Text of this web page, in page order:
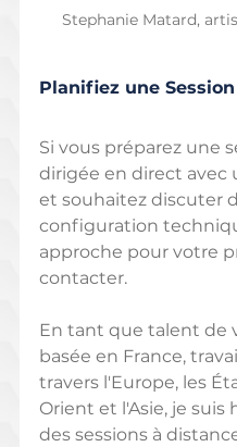
Stephanie Matard,
Planifiez une
Si vous préparez une
dirigée en direct avec
et souhaitez discuter
configuration
approche pour votre
contacter.
En tant que talent de
basée en France,
travers l'Europe, les
Orient et l'Asie, je
des sessions à